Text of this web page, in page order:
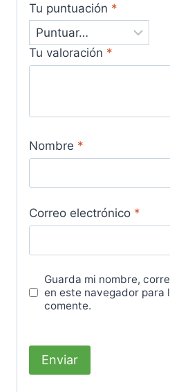
Tu puntuación *
Tu valoración *
Nombre *
Correo electrónico *
Guarda mi nombre,
en este navegador para
comente.